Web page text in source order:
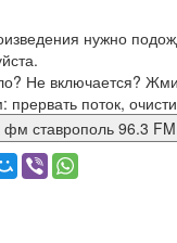
нужно
Не включается?
прервать поток,
России фм ставрополь 96.3